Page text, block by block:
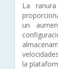
La
un
la